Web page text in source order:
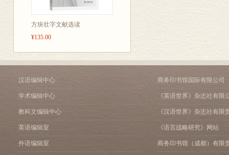
方块壮字文献选读
¥135.00
汉语编辑中心
学术编辑中心
教科文编辑中心
英语编辑室
外语编辑室
商务印书馆国际有限公司
《英语世界》杂志社有限
《汉语世界》杂志社有限
《语言战略研究》网站
商务印书馆（成都）有限